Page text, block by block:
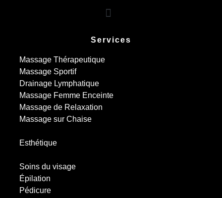
Services
Massage Thérapeutique
Massage Sportif
Drainage Lymphatique
Massage Femme Enceinte
Massage de Relaxation
Massage sur Chaise
Esthétique
Soins du visage
Épilation
Pédicure